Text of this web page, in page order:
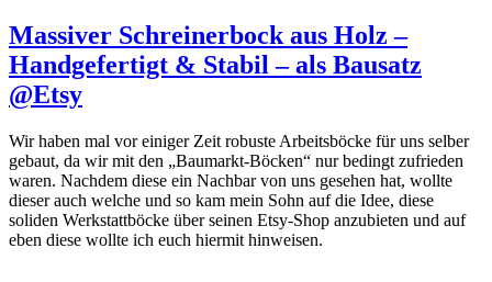
Massiver Schreinerbock aus Holz –
Handgefertigt & Stabil – als Bausatz
@Etsy
Wir haben mal vor einiger Zeit robuste Arbeitsböcke für uns selber
gebaut, da wir mit den „Baumarkt-Böcken“ nur bedingt zufrieden
waren. Nachdem diese ein Nachbar von uns gesehen hat, wollte
dieser auch welche und so kam mein Sohn auf die Idee, diese
soliden Werkstattböcke über seinen Etsy-Shop anzubieten und auf
eben diese wollte ich euch hiermit hinweisen.